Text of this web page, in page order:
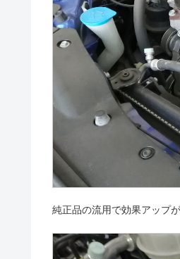
純正品の流用で効果アップ